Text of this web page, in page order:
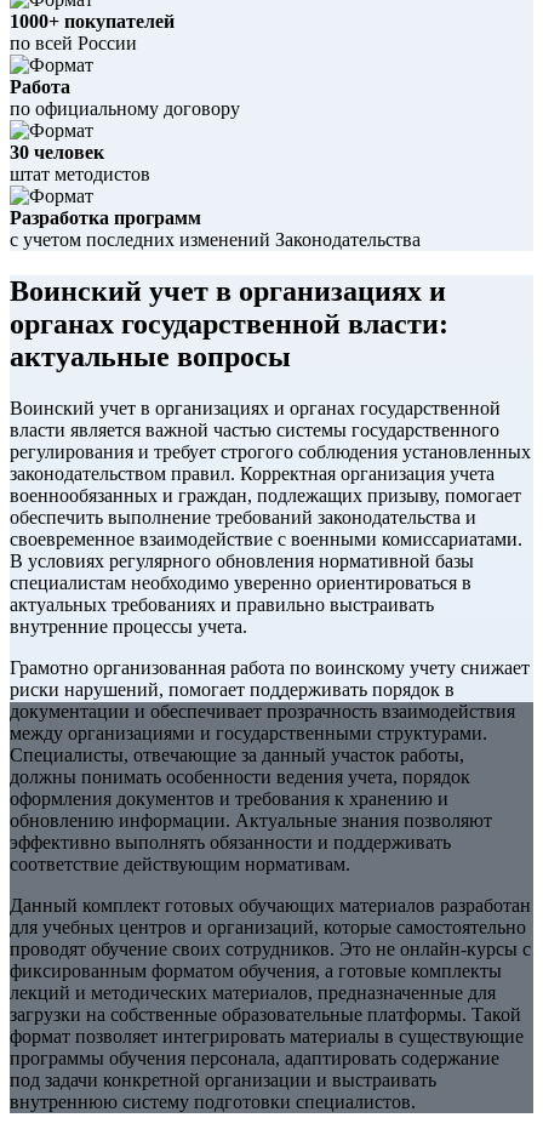
1000+ покупателей
по всей России
Работа
по официальному договору
30 человек
штат методистов
Разработка программ
с учетом последних изменений Законодательства
Воинский учет в организациях и
органах государственной власти:
актуальные вопросы
Воинский учет в организациях и органах государственной
власти является важной частью системы государственного
регулирования и требует строгого соблюдения установленных
законодательством правил. Корректная организация учета
военнообязанных и граждан, подлежащих призыву, помогает
обеспечить выполнение требований законодательства и
своевременное взаимодействие с военными комиссариатами.
В условиях регулярного обновления нормативной базы
специалистам необходимо уверенно ориентироваться в
актуальных требованиях и правильно выстраивать
внутренние процессы учета.
Грамотно организованная работа по воинскому учету снижает
риски нарушений, помогает поддерживать порядок в
документации и обеспечивает прозрачность взаимодействия
между организациями и государственными структурами.
Специалисты, отвечающие за данный участок работы,
должны понимать особенности ведения учета, порядок
оформления документов и требования к хранению и
обновлению информации. Актуальные знания позволяют
эффективно выполнять обязанности и поддерживать
соответствие действующим нормативам.
Данный комплект готовых обучающих материалов разработан
для учебных центров и организаций, которые самостоятельно
проводят обучение своих сотрудников. Это не онлайн-курсы с
фиксированным форматом обучения, а готовые комплекты
лекций и методических материалов, предназначенные для
загрузки на собственные образовательные платформы. Такой
формат позволяет интегрировать материалы в существующие
программы обучения персонала, адаптировать содержание
под задачи конкретной организации и выстраивать
внутреннюю систему подготовки специалистов.